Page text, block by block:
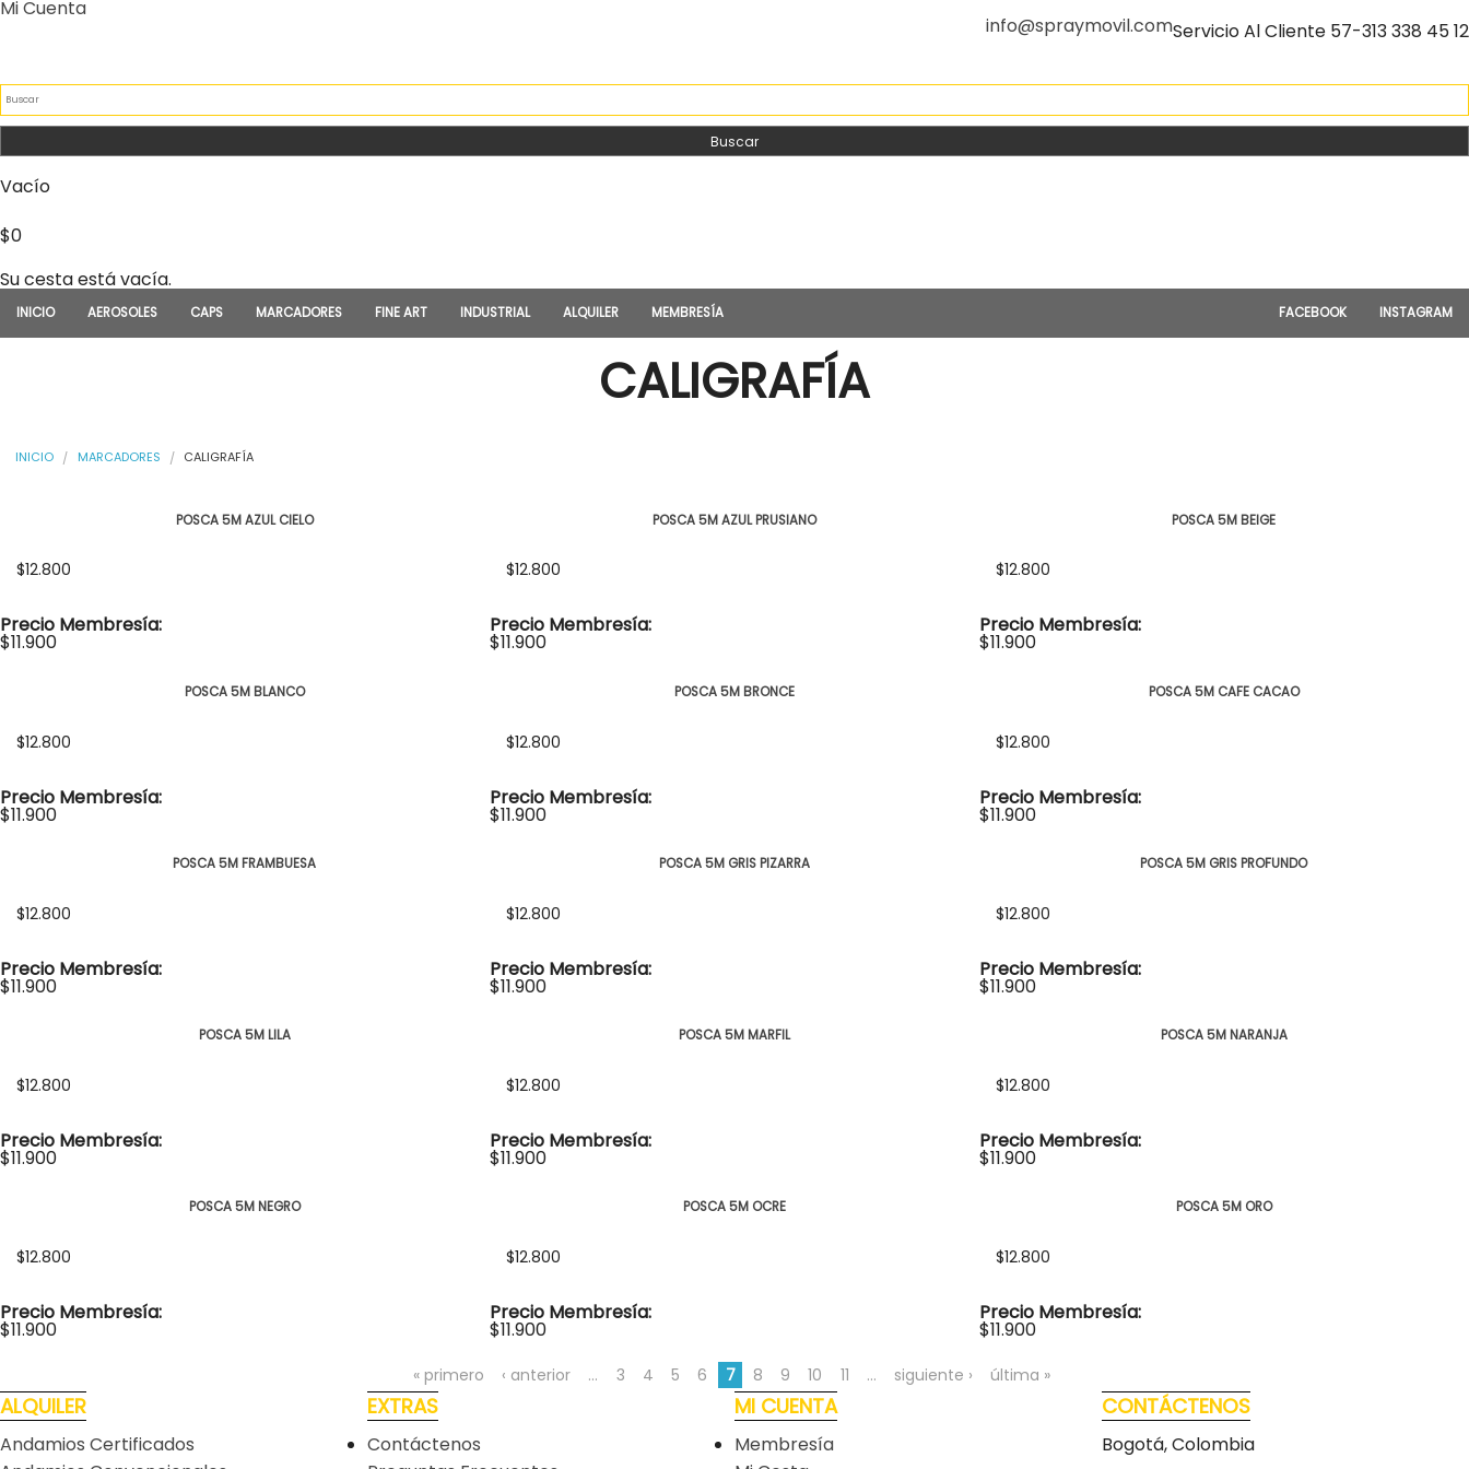
Pasar al contenido principal
INICIO DE SESIÓN
Mi Cuenta
Servicio Al Cliente 57-313 338 45 12
info@spraymovil.com
FORMULARIO DE BÚSQUEDA Buscar
Vacío
$0
Su cesta está vacía.
INICIO AEROSOLES CAPS MARCADORES FINE ART INDUSTRIAL ALQUILER MEMBRESÍA FACEBOOK INSTAGRAM
CALIGRAFÍA
USTED ESTÁ AQUÍ
INICIO MARCADORES CALIGRAFÍA
POSCA 5M AZUL CIELO
$12.800
Precio Membresía:
$11.900
POSCA 5M AZUL PRUSIANO
$12.800
Precio Membresía:
$11.900
POSCA 5M BEIGE
$12.800
Precio Membresía:
$11.900
POSCA 5M BLANCO
$12.800
Precio Membresía:
$11.900
POSCA 5M BRONCE
$12.800
Precio Membresía:
$11.900
POSCA 5M CAFE CACAO
$12.800
Precio Membresía:
$11.900
POSCA 5M FRAMBUESA
$12.800
Precio Membresía:
$11.900
POSCA 5M GRIS PIZARRA
$12.800
Precio Membresía:
$11.900
POSCA 5M GRIS PROFUNDO
$12.800
Precio Membresía:
$11.900
POSCA 5M LILA
$12.800
Precio Membresía:
$11.900
POSCA 5M MARFIL
$12.800
Precio Membresía:
$11.900
POSCA 5M NARANJA
$12.800
Precio Membresía:
$11.900
POSCA 5M NEGRO
$12.800
Precio Membresía:
$11.900
POSCA 5M OCRE
$12.800
Precio Membresía:
$11.900
POSCA 5M ORO
$12.800
Precio Membresía:
$11.900
« primero ‹ anterior … 3 4 5 6 7 8 9 10 11 … siguiente › última »
ALQUILER
Andamios Certificados
EXTRAS
Contáctenos
MI CUENTA
Membresía
CONTÁCTENOS
Bogotá, Colombia